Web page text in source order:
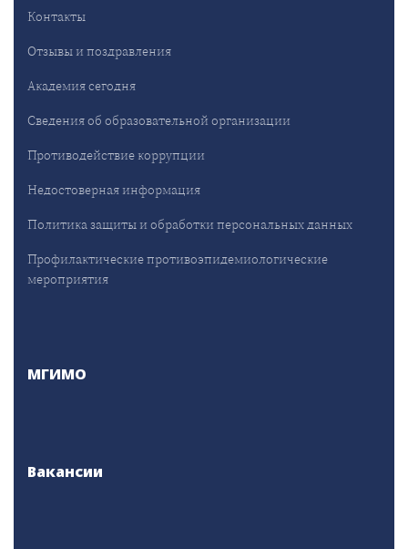
Контакты
Отзывы и поздравления
Академия сегодня
Сведения об образовательной организации
Противодействие коррупции
Недостоверная информация
Политика защиты и обработки персональных данных
Профилактические противоэпидемиологические
мероприятия
МГИМО
Вакансии